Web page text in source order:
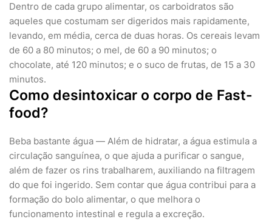
Dentro de cada grupo alimentar, os carboidratos são
aqueles que costumam ser digeridos mais rapidamente,
levando, em média, cerca de duas horas. Os cereais levam
de 60 a 80 minutos; o mel, de 60 a 90 minutos; o
chocolate, até 120 minutos; e o suco de frutas, de 15 a 30
minutos.
Como desintoxicar o corpo de Fast-
food?
Beba bastante água — Além de hidratar, a água estimula a
circulação sanguínea, o que ajuda a purificar o sangue,
além de fazer os rins trabalharem, auxiliando na filtragem
do que foi ingerido. Sem contar que água contribui para a
formação do bolo alimentar, o que melhora o
funcionamento intestinal e regula a excreção.